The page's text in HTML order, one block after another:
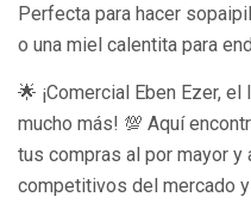
Perfecta para hacer
o una miel calentita para
🌟 ¡Comercial Eben Ezer,
mucho más! 💯 Aquí
tus compras al por mayor
competitivos del mercado